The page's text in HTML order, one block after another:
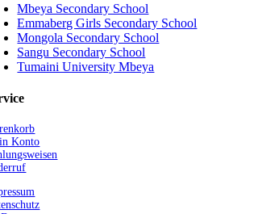
Mbeya Secondary School
Emmaberg Girls Secondary School
Mongola Secondary School
Sangu Secondary School
Tumaini University Mbeya
Konto